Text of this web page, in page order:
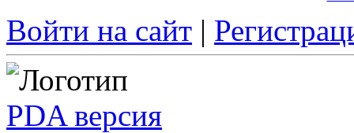
Войти на сайт |
PDA версия